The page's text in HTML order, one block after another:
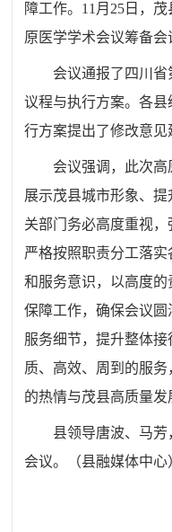
障工作。11月25日，
原医学学术会议筹备会
会议通报了四川
议程与执行方案。各
行方案提出了修改意见
会议强调，此次
展示茂县城市形象、
关部门务必高度重视，
严格按照职责分工落
和服务意识，以高度
保障工作，确保会议
服务细节，提升整体
质、高效、周到的服
的热情与茂县高质量发
县领导唐波、马
会议。
（县融媒体中心